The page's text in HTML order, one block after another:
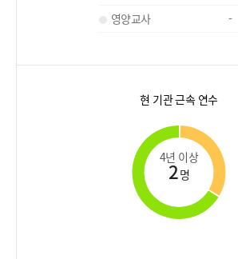
영양교사
-
현 기관 근속 연수
4년 이상
2명